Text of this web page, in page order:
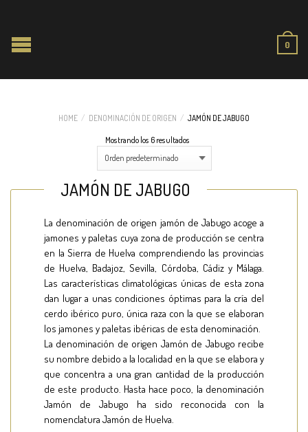
0
HOME / DENOMINACIÓN DE ORIGEN / JAMÓN DE JABUGO
Mostrando los 6 resultados
JAMÓN DE JABUGO
La denominación de origen jamón de Jabugo acoge a
jamones y paletas cuya zona de producción se centra
en la Sierra de Huelva comprendiendo las provincias
de Huelva, Badajoz, Sevilla, Córdoba, Cádiz y Málaga.
Las características climatológicas únicas de esta zona
dan lugar a unas condiciones óptimas para la cría del
cerdo ibérico puro, única raza con la que se elaboran
los jamones y paletas ibéricas de esta denominación.
La denominación de origen Jamón de Jabugo recibe
su nombre debido a la localidad en la que se elabora y
que concentra a una gran cantidad de la producción
de este producto. Hasta hace poco, la denominación
Jamón de Jabugo ha sido reconocida con la
nomenclatura Jamón de Huelva.